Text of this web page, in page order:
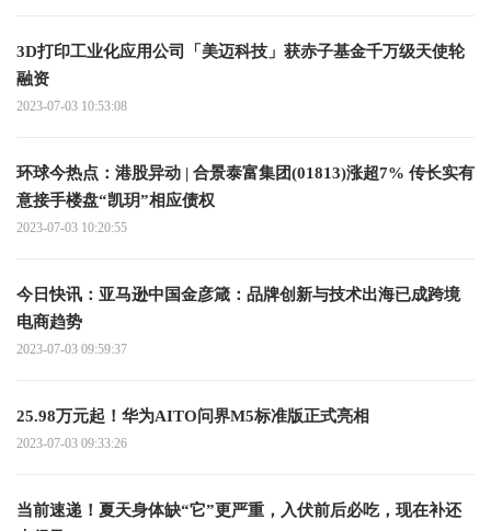
3D打印工业化应用公司「美迈科技」获赤子基金千万级天使轮
融资
2023-07-03 10:53:08
环球今热点：港股异动 | 合景泰富集团(01813)涨超7% 传长实有
意接手楼盘“凯玥”相应债权
2023-07-03 10:20:55
今日快讯：亚马逊中国金彦箴：品牌创新与技术出海已成跨境
电商趋势
2023-07-03 09:59:37
25.98万元起！华为AITO问界M5标准版正式亮相
2023-07-03 09:33:26
当前速递！夏天身体缺“它”更严重，入伏前后必吃，现在补还